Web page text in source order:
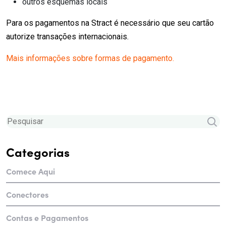
Para os pagamentos na Stract é necessário que seu cartão
autorize transações internacionais.
Mais informações sobre formas de pagamento.
Categorias
Comece Aqui
Conectores
Contas e Pagamentos